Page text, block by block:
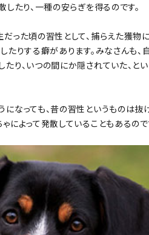
したり、一種の安らぎを得るのです。
だった頃の習性として、捕らえた獲物
たりする癖があります。みなさんも
り、いつの間にか隠されていた、と
なっても、昔の習性というものは抜
によって発散していることもあるので